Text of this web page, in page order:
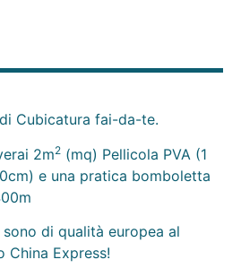
Cubicatura fai-da-te.
2m2 (mq) Pellicola PVA (1
e una pratica bomboletta
di qualità europea al
China Express!